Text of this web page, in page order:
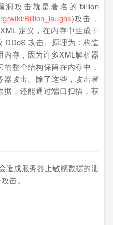
攻击就是著名的’billion
wiki/Billion_laughs)攻击，
定义，在内存中生成十
DDoS 攻击。原理为：构造
存，因为许多XML解析器
整个结构保留在内存中，
攻击。除了这些，攻击者
，还能通过端口扫描，获
造成服务器上敏感数据的泄
击。